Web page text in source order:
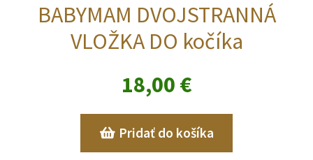
BABYMAM DVOJSTRANNÁ
VLOŽKA DO kočíka
18,00 €
Pridať do košíka